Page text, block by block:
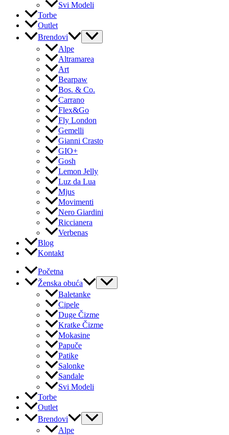
Svi Modeli
Torbe
Outlet
Brendovi
Alpe
Altramarea
Art
Bearpaw
Bos. & Co.
Carrano
Flex&Go
Fly London
Gemelli
Gianni Crasto
GIO+
Gosh
Lemon Jelly
Luz da Lua
Mjus
Movimenti
Nero Giardini
Riccianera
Verbenas
Blog
Kontakt
Početna
Ženska obuća
Baletanke
Cipele
Duge Čizme
Kratke Čizme
Mokasine
Papuče
Patike
Salonke
Sandale
Svi Modeli
Torbe
Outlet
Brendovi
Alpe